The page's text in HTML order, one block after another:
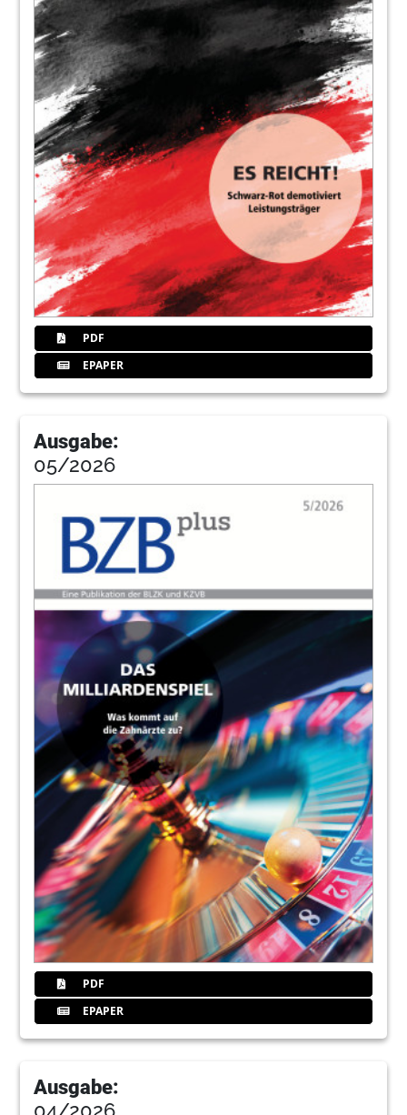
Christa Weinmar, Referat Qualitätsmanagement
der BLZK
11ZFAplus: Wissen erweitern – Chancen
nutzen
Dr. Brunhilde Drew und Dr. Dorothea Schmidt,
Referentinnen Zahnärztliches Personal der BLZK
12 Kommen, lernen, handeln: Kongress
Zahnärztliches Personal beim Bayerischen
Zahnärztetag
Ingrid Krieger
14Strahlenschutz – darauf kommt es an:
BLZK gibt Antworten auf Fragen rund ums
Röntgen
Claudia Vierheller, Referat Strahlenschutz der
BLZK
15Den Einsatz von KI richtig benennen –
Neue Kennzeichnungspflicht für KI-
Ass. jur. Charlotte Laabs, Justitiariat der BLZK
16„Azubimangel war gestern!“
Niederbayerische Auszubildende aus
Madagaskar in der BLZK
Roman Bernreiter MSc. MSc., Referent
Zahnärztliche Basis und Berufspolitische Bildung
der BLZK
67. BAYERISCHER ZAHNÄRZTETAG –
Grenzgänge der Prothetik – Wie würden
Sie entscheiden?
Abrechnung transparent: Sekundärkrone
auffüllen – vom direkten Verschluss zur
späteren Prothesenanpassung
Barbara Zehetmeier, KZVB Abrechnungswissen
19
Persönlich, fundiert, fallbezogen –
Praxisberatung hilft bei
Abrechnungsfragen
Jana Held, Leiterin Strategie und Beratung
20Fortbildungen
Redaktion
21Abrechnungsmanager/in eazf (AM)
22Scottis Praxistipp: Haftet der angestellte
Zahnarzt gegenüber dem Praxisinhaber?
Dr. Rüdiger Schott, Vorsitzender des Vorstands
der KZVB
PDF
EPAPER
Ausgabe:
05/2026
PDF
EPAPER
Ausgabe: